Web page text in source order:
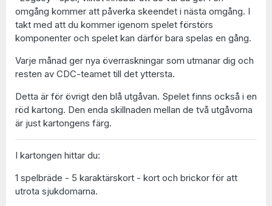
omgång kommer att påverka skeendet i nästa omgång. I
takt med att du kommer igenom spelet förstörs
komponenter och spelet kan därför bara spelas en gång.
Varje månad ger nya överraskningar som utmanar dig och
resten av CDC-teamet till det yttersta.
Detta är för övrigt den blå utgåvan. Spelet finns också i en
röd kartong. Den enda skillnaden mellan de två utgåvorna
är just kartongens färg.
I kartongen hittar du:
1 spelbräde - 5 karaktärskort - kort och brickor för att
utrota sjukdomarna.